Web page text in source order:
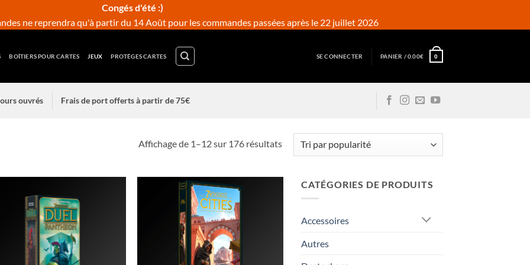
Congés d'été :)
ne reprendra qu'à partir du 14 Août pour les commandes passées après le 22 juillet 2026
BOÎTIERS POUR CARTES JEUX PROTÈGES CARTES SE CONNECTER PANIER /0.00€ 0
ouvrés Frais de port offerts à partir de 75€
Affichage de 1–12 sur 176 résultatsTrié
par
CATÉGORIES DE PRODUITS
Accessoires
Autres